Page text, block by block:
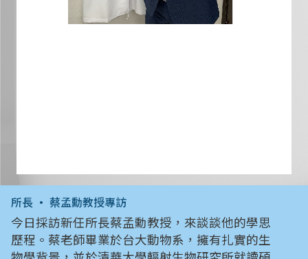
所長 • 蔡孟勳教授專訪
今日採訪新任所長蔡孟勳教授，來談談他的學思
歷程。蔡老師畢業於台大動物系，擁有扎實的生